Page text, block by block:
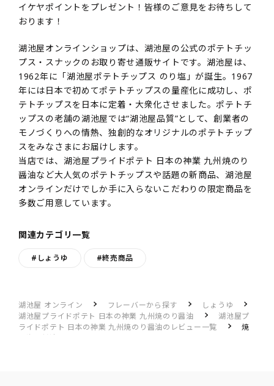
イケヤポイントをプレゼント！皆様のご意見をお待ちして
おります！
湖池屋オンラインショップは、湖池屋の公式のポテトチッ
プス・スナックのお取り寄せ通販サイトです。湖池屋は、
1962年に「湖池屋ポテトチップス のり塩」が誕生。1967
年には日本で初めてポテトチップスの量産化に成功し、ポ
テトチップスを日本に定着・大衆化させました。ポテトチ
ップスの老舗の湖池屋では“湖池屋品質”として、創業者の
モノづくりへの情熱、独創的なオリジナルのポテトチップ
スをみなさまにお届けします。
当店では、湖池屋プライドポテト 日本の神業 九州焼のり
醤油など大人気のポテトチップスや話題の新商品、湖池屋
オンラインだけでしか手に入らないこだわりの限定商品を
多数ご用意しています。
関連カテゴリ一覧
#しょうゆ #終売商品
湖池屋 オンライン フレーバーから探す
しょうゆ
湖池屋プライドポテト 日本の神業 九州焼のり醤油
湖池屋プ
ライドポテト 日本の神業 九州焼のり醤油のレビュー一覧
焼
き海苔醤油